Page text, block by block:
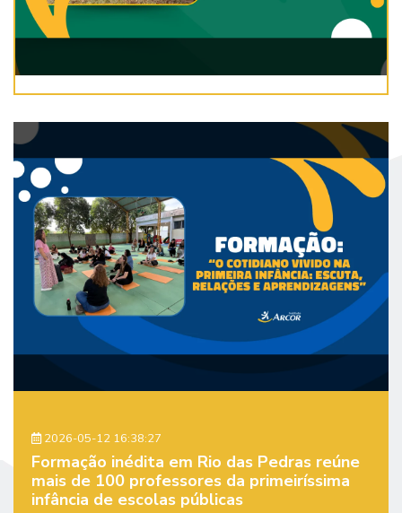
2026-05-12 16:38:27
Formação inédita em Rio das Pedras reúne
mais de 100 professores da primeiríssima
infância de escolas públicas